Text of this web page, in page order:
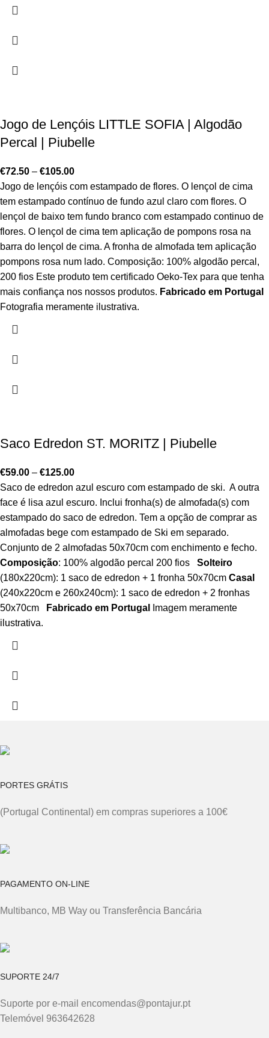
Jogo de Lençóis LITTLE SOFIA | Algodão
Percal | Piubelle
€72.50 – €105.00
Jogo de lençóis com estampado de flores. O lençol de cima
tem estampado contínuo de fundo azul claro com flores. O
lençol de baixo tem fundo branco com estampado continuo de
flores. O lençol de cima tem aplicação de pompons rosa na
barra do lençol de cima. A fronha de almofada tem aplicação
pompons rosa num lado. Composição: 100% algodão percal,
200 fios Este produto tem certificado Oeko-Tex para que tenha
mais confiança nos nossos produtos. Fabricado em Portugal
Fotografia meramente ilustrativa.
Saco Edredon ST. MORITZ | Piubelle
€59.00 – €125.00
Saco de edredon azul escuro com estampado de ski. A outra
face é lisa azul escuro. Inclui fronha(s) de almofada(s) com
estampado do saco de edredon. Tem a opção de comprar as
almofadas bege com estampado de Ski em separado.
Conjunto de 2 almofadas 50x70cm com enchimento e fecho.
Composição: 100% algodão percal 200 fios Solteiro
(180x220cm): 1 saco de edredon + 1 fronha 50x70cm Casal
(240x220cm e 260x240cm): 1 saco de edredon + 2 fronhas
50x70cm
Fabricado em Portugal
Imagem meramente
ilustrativa.
PORTES GRÁTIS
(Portugal Continental) em compras superiores a 100€
PAGAMENTO ON-LINE
Multibanco, MB Way ou Transferência Bancária
SUPORTE 24/7
Suporte por e-mail encomendas@pontajur.pt
Telemóvel 963642628